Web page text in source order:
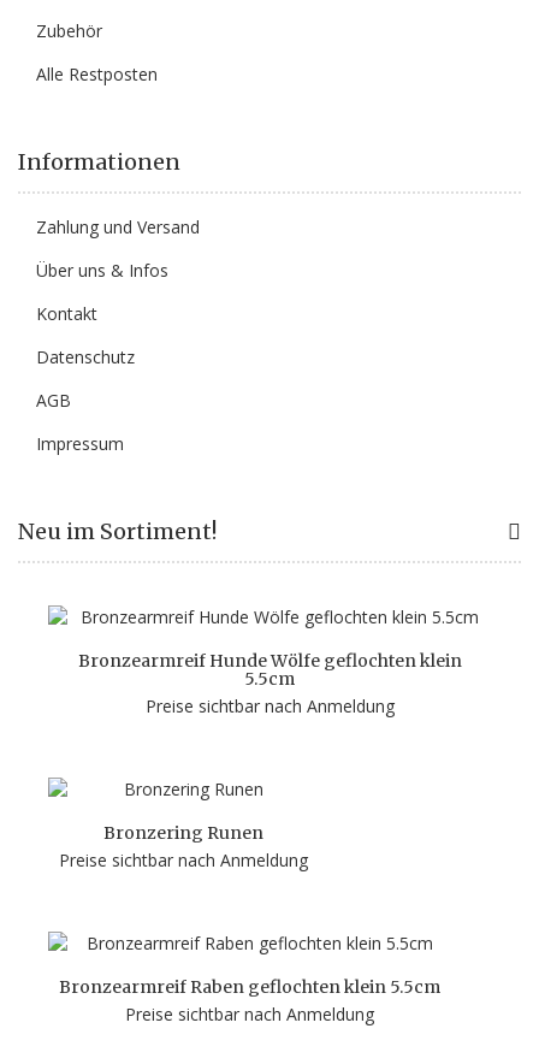
Zubehör
Alle Restposten
Informationen
Zahlung und Versand
Über uns & Infos
Kontakt
Datenschutz
AGB
Impressum
Neu im Sortiment!
Bronzearmreif Hunde Wölfe geflochten klein
5.5cm
Preise sichtbar nach Anmeldung
Bronzering Runen
Preise sichtbar nach Anmeldung
Bronzearmreif Raben geflochten klein 5.5cm
Preise sichtbar nach Anmeldung